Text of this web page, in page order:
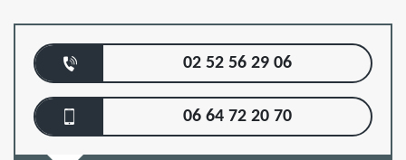
02 52 56 29 06
06 64 72 20 70